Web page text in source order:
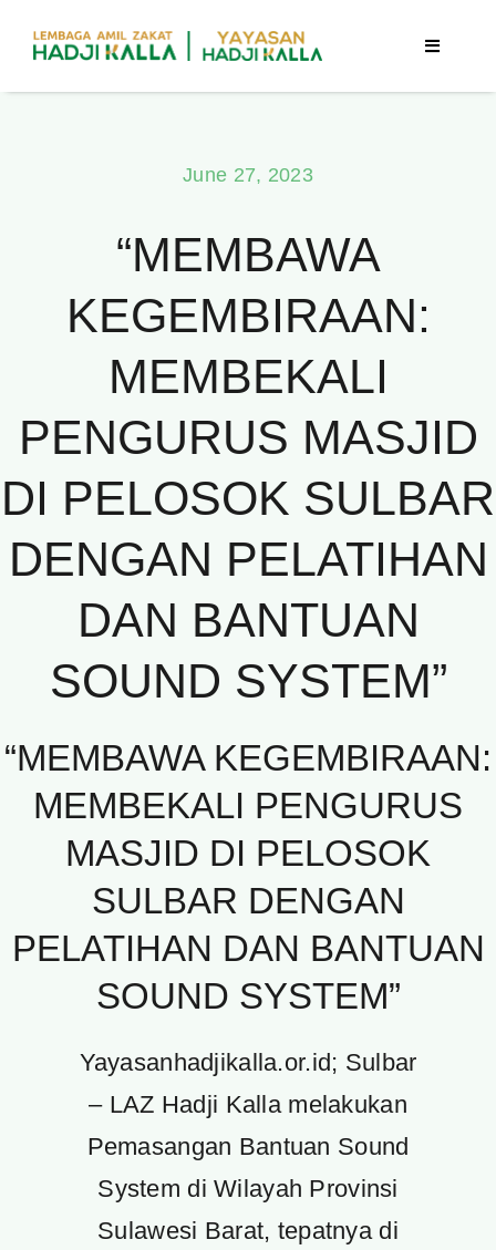
content
Toggle
Publikasi
June 27, 2023
“MEMBAWA
KEGEMBIRAAN:
MEMBEKALI
PENGURUS MASJID
DI PELOSOK SULBAR
DENGAN PELATIHAN
DAN BANTUAN
SOUND SYSTEM”
“MEMBAWA KEGEMBIRAAN:
MEMBEKALI PENGURUS
MASJID DI PELOSOK
SULBAR DENGAN
PELATIHAN DAN BANTUAN
SOUND SYSTEM”
Yayasanhadjikalla.or.id; Sulbar
– LAZ Hadji Kalla melakukan
Pemasangan Bantuan Sound
System di Wilayah Provinsi
Sulawesi Barat, tepatnya di